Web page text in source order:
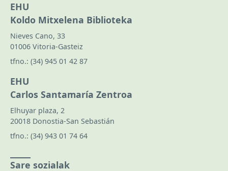
EHU
Koldo Mitxelena Biblioteka
Nieves Cano, 33
01006 Vitoria-Gasteiz
tfno.: (34) 945 01 42 87
EHU
Carlos Santamaría Zentroa
Elhuyar plaza, 2
20018 Donostia-San Sebastián
tfno.: (34) 943 01 74 64
Sare sozialak